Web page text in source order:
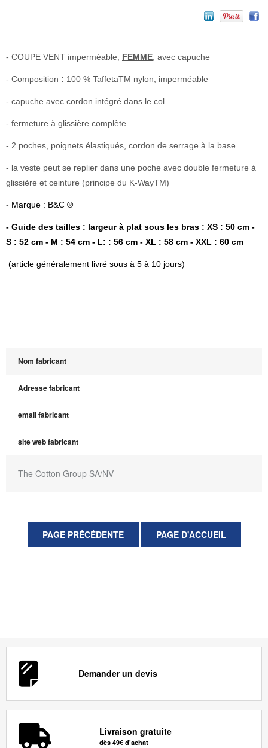
- COUPE VENT imperméable, FEMME , avec capuche
- Composition : 100 % TaffetaTM nylon, imperméable
- capuche avec cordon intégré dans le col
- fermeture à glissière complète
- 2 poches, poignets élastiqués, cordon de serrage à la base
- la veste peut se replier dans une poche avec double fermeture à
glissière et ceinture (principe du K-WayTM)
- Marque : B&C ®
- Guide des tailles : largeur à plat sous les bras : XS : 50 cm -
S : 52 cm - M : 54 cm - L: : 56 cm - XL : 58 cm - XXL : 60 cm
(article généralement livré sous à 5 à 10 jours)
Nom fabricant
Adresse fabricant
email fabricant
site web fabricant
The Cotton Group SA/NV
Demander un devis
Livraison gratuite
dès 49€ d'achat